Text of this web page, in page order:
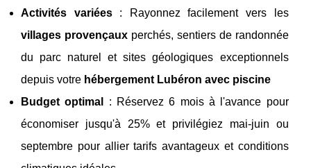
Activités variées: Rayonnez facilement vers les
villages provençauxperchés, sentiers de randonnée
du parc naturel et sites géologiques exceptionnels
depuis votre hébergement Lubéron avec piscine
Budget optimal
: Réservez 6 mois à l'avance pour
économiser jusqu'à 25% et privilégiez mai-juin ou
septembre pour allier tarifs avantageux et conditions